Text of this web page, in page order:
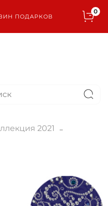
ПОДАРКОВ
0
2021